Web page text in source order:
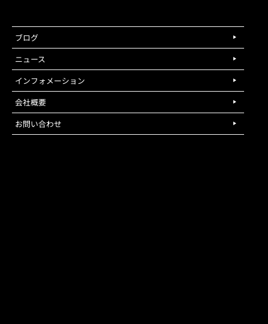
ブログ
ニュース
インフォメーション
会社概要
お問い合わせ